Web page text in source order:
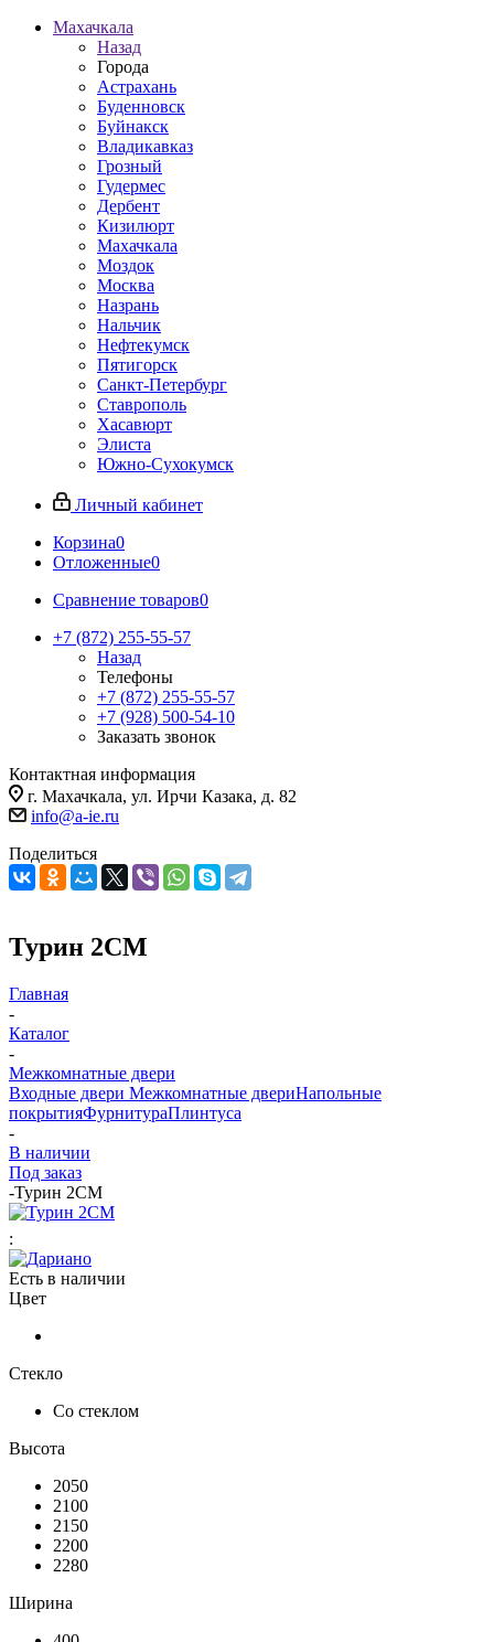
Махачкала
Назад
Города
Астрахань
Буденновск
Буйнакск
Владикавказ
Грозный
Гудермес
Дербент
Кизилюрт
Махачкала
Моздок
Москва
Назрань
Нальчик
Нефтекумск
Пятигорск
Санкт-Петербург
Ставрополь
Хасавюрт
Элиста
Южно-Сухокумск
Личный кабинет
Корзина0
Отложенные0
Сравнение товаров0
+7 (872) 255-55-57
Назад
Телефоны
+7 (872) 255-55-57
+7 (928) 500-54-10
Заказать звонок
Контактная информация
г. Махачкала, ул. Ирчи Казака, д. 82
info@a-ie.ru
Поделиться
Турин 2СМ
Главная
-
Каталог
-
Межкомнатные двери
Входные двери Межкомнатные двериНапольные
покрытияФурнитураПлинтуса
-
В наличии
Под заказ
-Турин 2СМ
:
Есть в наличии
Цвет
Стекло
Со стеклом
Высота
2050
2100
2150
2200
2280
Ширина